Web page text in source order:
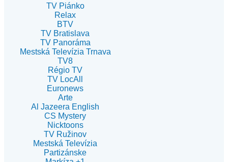
TV Piánko
Relax
BTV
TV Bratislava
TV Panoráma
Mestská Televízia Trnava
TV8
Régio TV
TV LocAll
Euronews
Arte
Al Jazeera English
CS Mystery
Nicktoons
TV Ružinov
Mestská Televízia
Partizánske